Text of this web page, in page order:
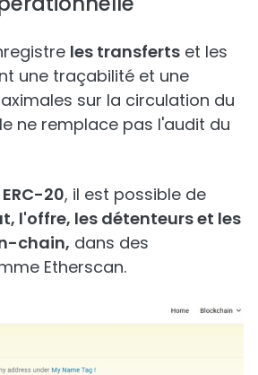
les transferts et les
une traçabilité et une
sur la circulation du
ne remplace pas l'audit du
20, il est possible de
l'offre, les détenteurs et les
chain, dans des
Etherscan.